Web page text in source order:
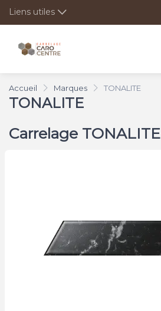
Liens utiles
Accueil Marques TONALITE
TONALITE
Carrelage TONALITE